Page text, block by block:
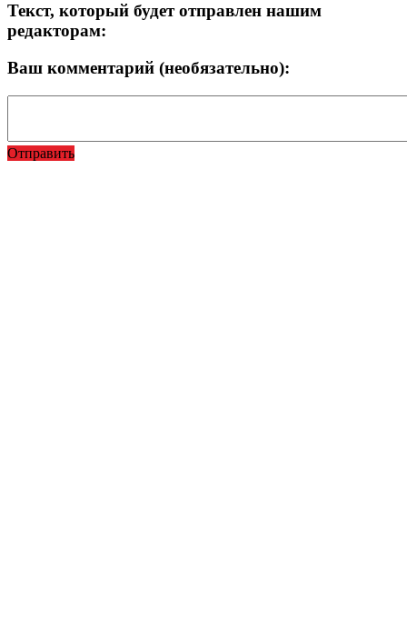
Текст, который будет отправлен нашим
редакторам:
Ваш комментарий (необязательно):
Отправить